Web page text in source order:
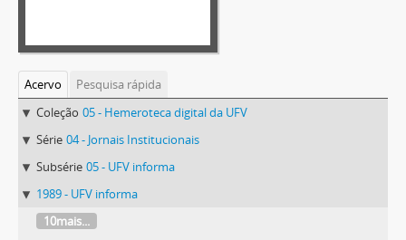
Acervo
Pesquisa rápida
Coleção 05 - Hemeroteca digital da UFV
Série 04 - Jornais Institucionais
Subsérie 05 - UFV informa
1989 - UFV informa
10mais...